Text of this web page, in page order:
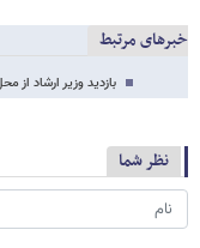
خبرهای مرتبط
بازدید وزیر ارشاد از
نظر شما